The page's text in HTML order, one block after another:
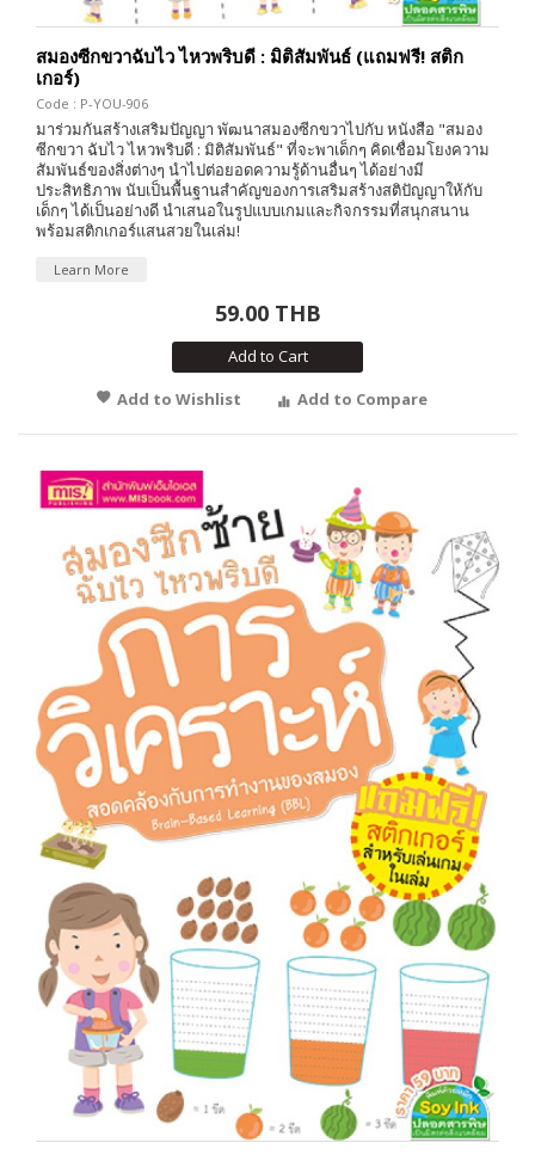
สมองซีกขวาฉับไว ไหวพริบดี : มิติสัมพันธ์ (แถมฟรี! สติก
เกอร์)
Code : P-YOU-906
มาร่วมกันสร้างเสริมปัญญา พัฒนาสมองซีกขวาไปกับ หนังสือ "สมอง
ซีกขวา ฉับไว ไหวพริบดี : มิติสัมพันธ์" ที่จะพาเด็กๆ คิดเชื่อมโยงความ
สัมพันธ์ของสิ่งต่างๆ นำไปต่อยอดความรู้ด้านอื่นๆ ได้อย่างมี
ประสิทธิภาพ นับเป็นพื้นฐานสำคัญของการเสริมสร้างสติปัญญาให้กับ
เด็กๆ ได้เป็นอย่างดี นำเสนอในรูปแบบเกมและกิจกรรมที่สนุกสนาน
พร้อมสติกเกอร์แสนสวยในเล่ม!
Learn More
59.00 THB
Add to Cart
Add to Wishlist
Add to Compare